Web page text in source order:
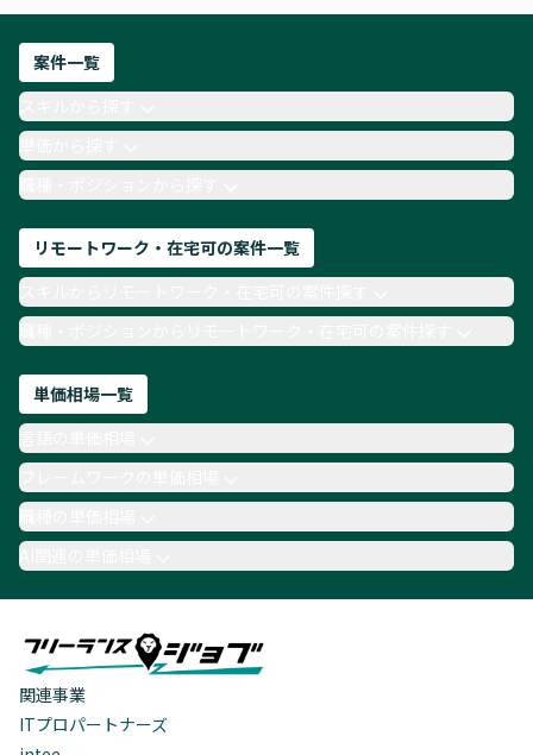
フロントエンドエンジニア
ネットワークエンジニア
AIエンジニア
Webデザイナー
月収100万円 業務委託
COBOL
Ruby
TypeScript
Laravel AWS
案件一覧
単価から探す
職種・ポジションから探す
リモートワーク・在宅可の案件一覧
職種・ポジションからリモートワーク・在宅可の案件探す
単価相場一覧
職種の単価相場
AI関連の単価相場
関連事業
ITプロパートナーズ